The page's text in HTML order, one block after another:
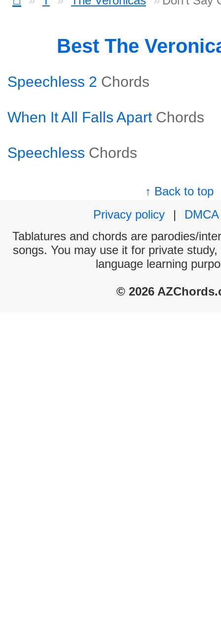
Best The
Speechless 2 Chords
When It All Falls Apart Chords
Speechless Chords
↑ Back to top
Privacy policy
|
DMCA
Tablatures and chords are parodies/
songs. You may use it for private
language learning
© 2026